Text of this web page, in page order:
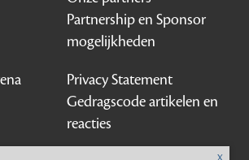
Partnership en Sponsor
mogelijkheden
Privacy Statement
Gedragscode artikelen en
reacties